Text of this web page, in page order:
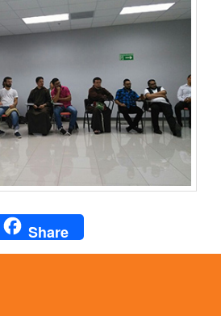
Share